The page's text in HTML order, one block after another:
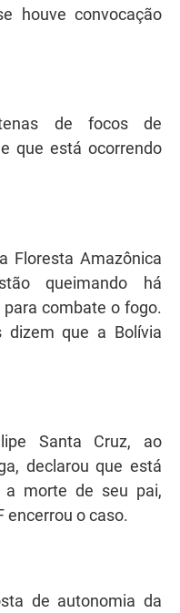
houve convocação
de focos de
que está ocorrendo
Floresta Amazônica
queimando há
combate o fogo.
dizem que a Bolívia
Santa Cruz, ao
declarou que está
a morte de seu pai,
encerrou o caso.
de autonomia da